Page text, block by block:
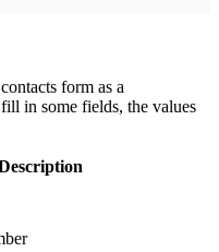
form as a
in some fields, the values